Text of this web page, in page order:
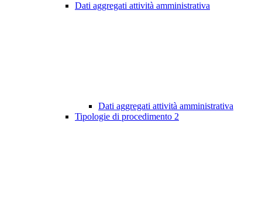
Dati aggregati attività amministrativa
Dati aggregati attività amministrativa
Tipologie di procedimento 2